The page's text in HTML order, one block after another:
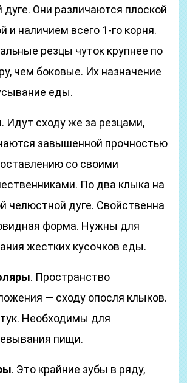
дуге. Они различаются плоской
и наличием всего 1-го корня.
резцы чуток крупнее по
чем боковые. Их назначение
еды.
. Идут сходу же за резцами,
завышенной прочностью
со своими
По два клыка на
челюстной дуге. Свойственна
форма. Нужны для
жестких кусочков еды.
. Пространство
— сходу опосля клыков.
Необходимы для
пищи.
. Это крайние зубы в ряду,